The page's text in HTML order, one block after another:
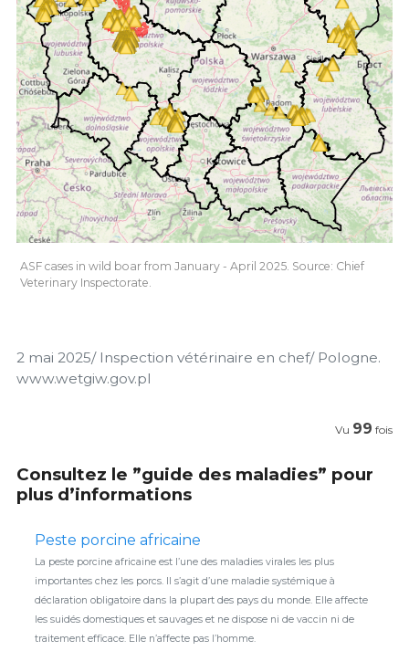
ASF cases in wild boar from January - April 2025. Source: Chief
Veterinary Inspectorate.
2 mai 2025/ Inspection vétérinaire en chef/ Pologne.
www.wetgiw.gov.pl
Vu 99 fois
Consultez le ”guide des maladies” pour
plus d’informations
Peste porcine africaine
La peste porcine africaine est l’une des maladies virales les plus
importantes chez les porcs. Il s’agit d’une maladie systémique à
déclaration obligatoire dans la plupart des pays du monde. Elle affecte
les suidés domestiques et sauvages et ne dispose ni de vaccin ni de
traitement efficace. Elle n’affecte pas l’homme.